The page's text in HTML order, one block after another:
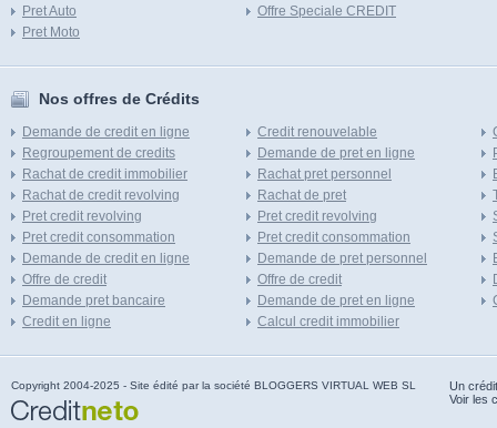
Pret Auto
Pret Moto
Offre Speciale CREDIT
Nos offres de Crédits
Demande de credit en ligne
Regroupement de credits
Rachat de credit immobilier
Rachat de credit revolving
Pret credit revolving
Pret credit consommation
Demande de credit en ligne
Offre de credit
Demande pret bancaire
Credit en ligne
Credit renouvelable
Demande de pret en ligne
Rachat pret personnel
Rachat de pret
Pret credit revolving
Pret credit consommation
Demande de pret personnel
Offre de credit
Demande de pret en ligne
Calcul credit immobilier
Copyright 2004-2025 - Site édité par la société BLOGGERS VIRTUAL WEB SL
Un
Voir les